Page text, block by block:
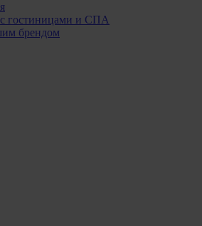
с гостиницами и СПА
брендом